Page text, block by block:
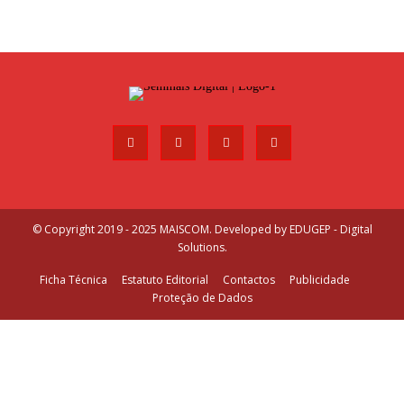
© Copyright 2019 - 2025 MAISCOM. Developed by EDUGEP - Digital
Solutions.
Ficha Técnica Estatuto Editorial Contactos
Publicidade
Proteção de Dados